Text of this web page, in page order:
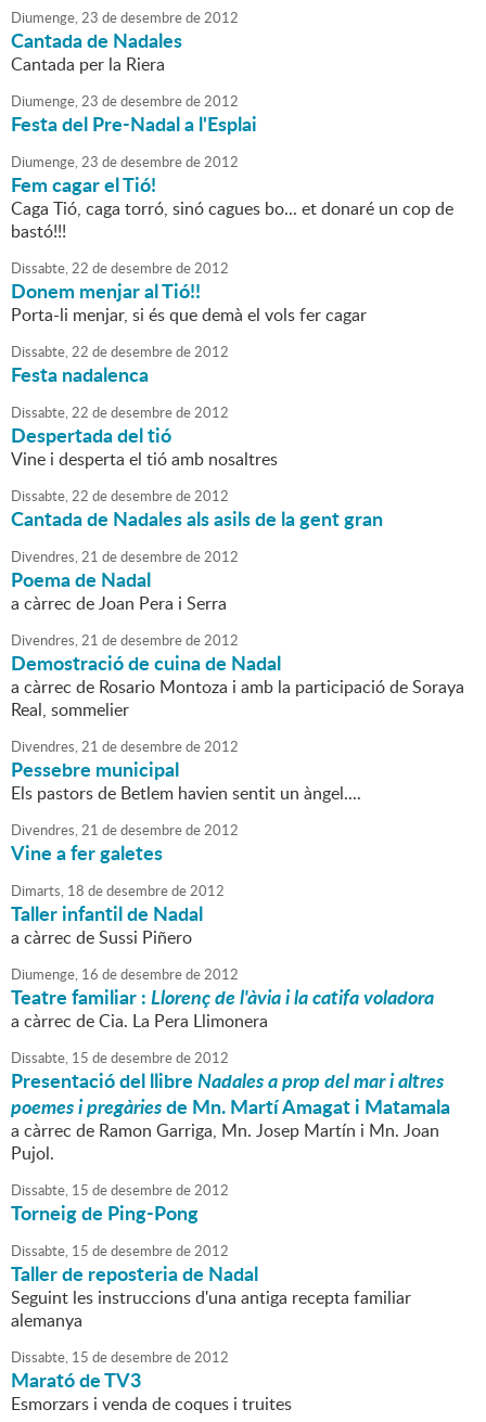
Diumenge,23 dedesembrede2012
Cantada de Nadales
Cantada per la Riera
Diumenge,23 dedesembrede2012
Festa del Pre-Nadal a l'Esplai
Diumenge,23 dedesembrede2012
Fem cagar el Tió!
Caga Tió, caga torró, sinó cagues bo... et donaré un cop de
bastó!!!
Dissabte,22 dedesembrede2012
Donem menjar al Tió!!
Porta-li menjar, si és que demà el vols fer cagar
Dissabte,22 dedesembrede2012
Festa nadalenca
Dissabte,22 dedesembrede2012
Despertada del tió
Vine i desperta el tió amb nosaltres
Dissabte,22 dedesembrede2012
Cantada de Nadales als asils de la gent gran
Divendres,21 dedesembrede2012
Poema de Nadal
a càrrec de Joan Pera i Serra
Divendres,21 dedesembrede2012
Demostració de cuina de Nadal
a càrrec de Rosario Montoza i amb la participació de Soraya
Real, sommelier
Divendres,21 dedesembrede2012
Pessebre municipal
Els pastors de Betlem havien sentit un àngel....
Divendres,21 dedesembrede2012
Vine a fer galetes
Dimarts, 18 dedesembrede2012
Taller infantil de Nadal
a càrrec de Sussi Piñero
Diumenge, 16 dedesembrede2012
Teatre familiar :Llorenç de l'àvia i la catifa voladora
a càrrec de Cia. La Pera Llimonera
Dissabte, 15 dedesembrede2012
Presentació del llibreNadales a prop del mar i altres
poemes i pregàriesde Mn. Martí Amagat i Matamala
a càrrec de Ramon Garriga, Mn. Josep Martín i Mn. Joan
Pujol.
Dissabte, 15 dedesembrede2012
Torneig de Ping-Pong
Dissabte, 15 dedesembrede2012
Taller de reposteria de Nadal
Seguint les instruccions d'una antiga recepta familiar
alemanya
Dissabte, 15 dedesembrede2012
Marató de TV3
Esmorzars i venda de coques i truites